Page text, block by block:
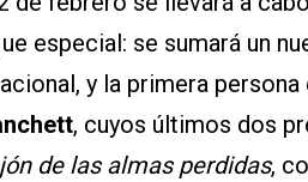
especial: se sumará un
y la primera
, cuyos últimos dos
de las almas perdidas,